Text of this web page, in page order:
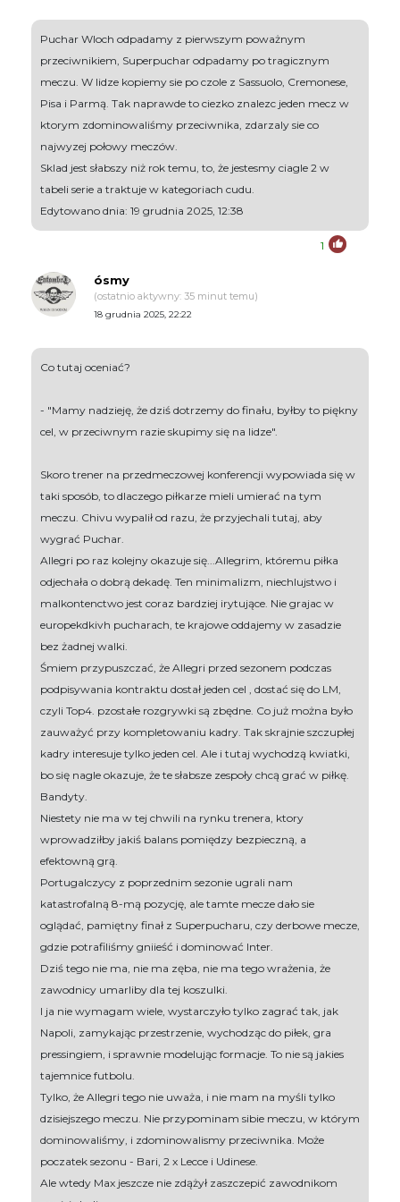
Puchar Wloch odpadamy z pierwszym poważnym
przeciwnikiem, Superpuchar odpadamy po tragicznym
meczu. W lidze kopiemy sie po czole z Sassuolo, Cremonese,
Pisa i Parmą. Tak naprawde to ciezko znalezc jeden mecz w
ktorym zdominowaliśmy przeciwnika, zdarzaly sie co
najwyzej połowy meczów.
Sklad jest słabszy niż rok temu, to, że jestesmy ciagle 2 w
tabeli serie a traktuje w kategoriach cudu.
Edytowano dnia: 19 grudnia 2025, 12:38
1
ósmy
(ostatnio aktywny: 35 minut temu)
18 grudnia 2025, 22:22
Co tutaj oceniać?
- "Mamy nadzieję, że dziś dotrzemy do finału, byłby to piękny
cel, w przeciwnym razie skupimy się na lidze".
Skoro trener na przedmeczowej konferencji wypowiada się w
taki sposób, to dlaczego piłkarze mieli umierać na tym
meczu. Chivu wypalił od razu, że przyjechali tutaj, aby
wygrać Puchar.
Allegri po raz kolejny okazuje się...Allegrim, któremu piłka
odjechała o dobrą dekadę. Ten minimalizm, niechlujstwo i
malkontenctwo jest coraz bardziej irytujące. Nie grajac w
europekdkivh pucharach, te krajowe oddajemy w zasadzie
bez żadnej walki.
Śmiem przypuszczać, że Allegri przed sezonem podczas
podpisywania kontraktu dostał jeden cel , dostać się do LM,
czyli Top4. pzostałe rozgrywki są zbędne. Co już można było
zauważyć przy kompletowaniu kadry. Tak skrajnie szczupłej
kadry interesuje tylko jeden cel. Ale i tutaj wychodzą kwiatki,
bo się nagle okazuje, że te słabsze zespoły chcą grać w piłkę.
Bandyty.
Niestety nie ma w tej chwili na rynku trenera, ktory
wprowadziłby jakiś balans pomiędzy bezpieczną, a
efektowną grą.
Portugalczycy z poprzednim sezonie ugrali nam
katastrofalną 8-mą pozycję, ale tamte mecze dało sie
oglądać, pamiętny finał z Superpucharu, czy derbowe mecze,
gdzie potrafiliśmy gniieść i dominować Inter.
Dziś tego nie ma, nie ma zęba, nie ma tego wrażenia, że
zawodnicy umarliby dla tej koszulki.
I ja nie wymagam wiele, wystarczyło tylko zagrać tak, jak
Napoli, zamykając przestrzenie, wychodząc do piłek, gra
pressingiem, i sprawnie modelując formacje. To nie są jakies
tajemnice futbolu.
Tylko, że Allegri tego nie uważa, i nie mam na myśli tylko
dzisiejszego meczu. Nie przypominam sibie meczu, w którym
dominowaliśmy, i zdominowalismy przeciwnika. Może
poczatek sezonu - Bari, 2 x Lecce i Udinese.
Ale wtedy Max jeszcze nie zdążył zaszczepić zawodnikom